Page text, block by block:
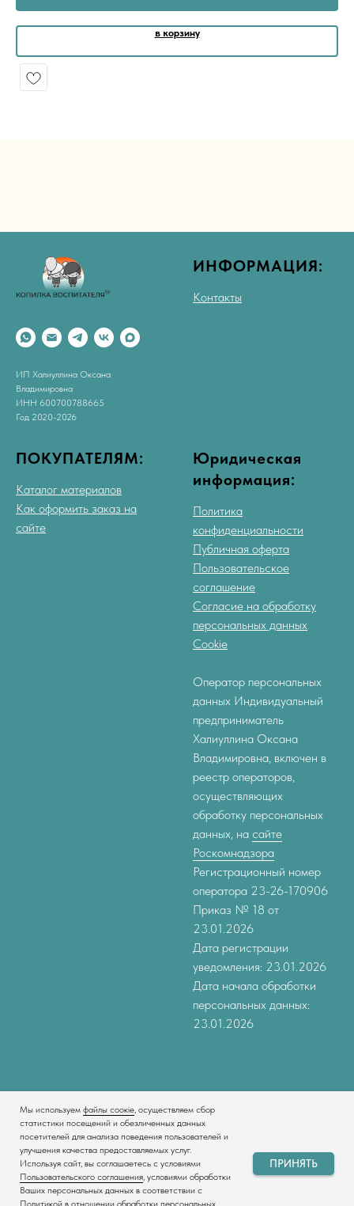
в корзину
Мы используем файлы соокіе, осуществляем сбор
статистики посещений и обезличенных данных
посетителей для анализа поведения пользователей и
улучшения качества предоставляемых услуг.
Используя сайт, вы соглашаетесь с условиями
Пользовательского соглашения, условиями обработки
Ваших персональных данных в соответствии с
Политикой в отношении обработки персональных
ПРИНЯТЬ
ИП Халиуллина Оксана
Владимировна
ИНН 600700788665
Год 2020-2026
ИНФОРМАЦИЯ:
Контакты
ПОКУПАТЕЛЯМ:
Каталог материалов
Как оформить заказ на
сайте
Юридическая
информация:
Политика
конфиденциальности
Публичная оферта
Пользовательское
соглашение
Согласие на обработку
персональных данных
Cookie
Оператор персональных
данных Индивидуальный
предприниматель
Халиуллина Оксана
Владимировна, включен в
реестр операторов,
осуществляющих
обработку персональных
данных, на сайте
Роскомнадзора
Регистрационный номер
оператора 23-26-170906
Приказ № 18 от
23.01.2026
Дата регистрации
уведомления: 23.01.2026
Дата начала обработки
персональных данных:
23.01.2026
Made on